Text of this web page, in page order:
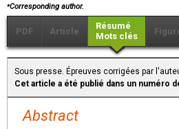
⁎Corresponding author.
PDF Article
Résumé
Mots clés
Sous presse. Épreuves corrigées par
Cet article a été publié dans un numéro
Abstract